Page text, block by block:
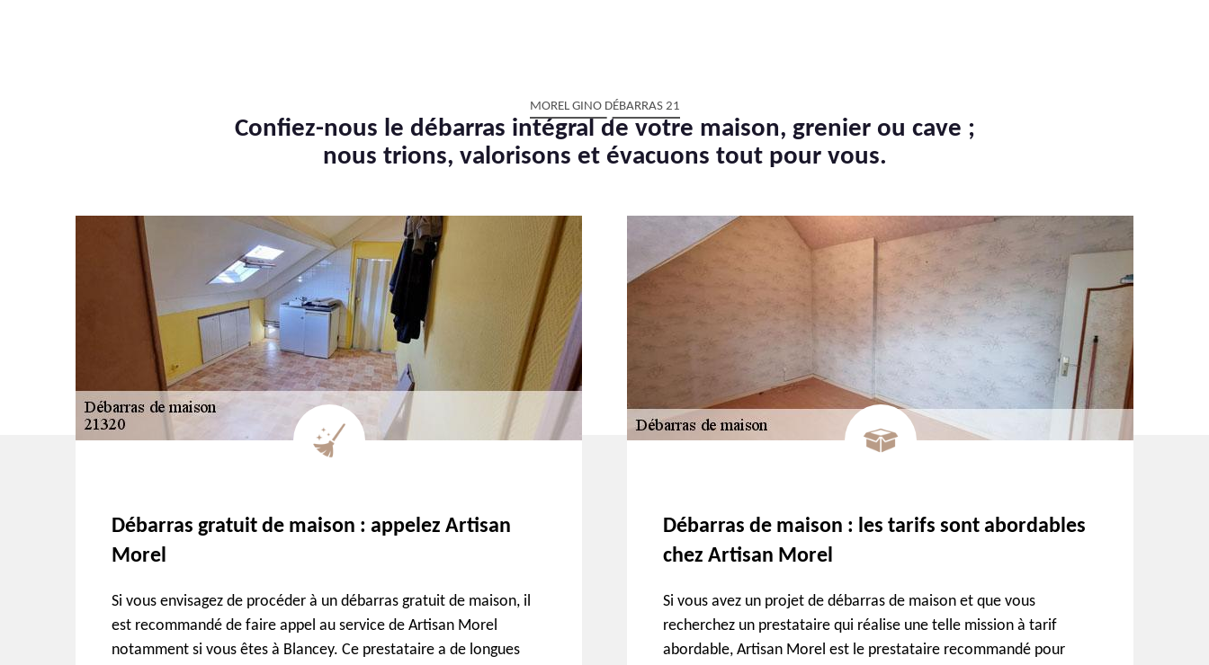
MOREL GINO DÉBARRAS 21
Confiez-nous le débarras intégral de votre maison, grenier ou cave ;
nous trions, valorisons et évacuons tout pour vous.
Débarras gratuit de maison : appelez Artisan
Morel
Si vous envisagez de procéder à un débarras gratuit de maison, il
est recommandé de faire appel au service de Artisan Morel
notamment si vous êtes à Blancey. Ce prestataire a de longues
Débarras de maison : les tarifs sont abordables
chez Artisan Morel
Si vous avez un projet de débarras de maison et que vous
recherchez un prestataire qui réalise une telle mission à tarif
abordable, Artisan Morel est le prestataire recommandé pour